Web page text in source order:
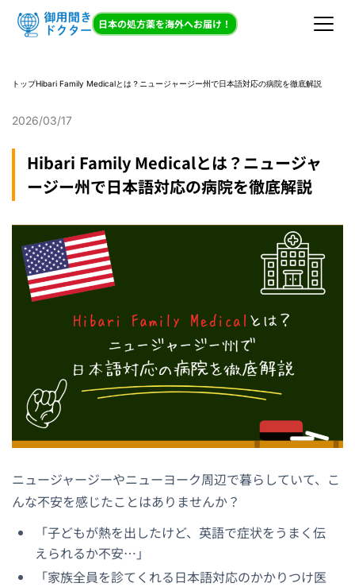
日本の処方薬を海外へお届け！
トップHibari Family Medicalとは？ニュージャージー州で日本語対応の病院を徹底解説
2026/03/17
Hibari Family Medicalとは？ニュージャ
ージー州で日本語対応の病院を徹底解説
ニュージャージーやニューヨーク周辺で暮らしていて、こ
んな不安を感じたことはありませんか？
「子どもが熱を出したけど、英語で症状をうまく伝
えられるか不安…」
「家族全員を診てくれる日本語対応のかかりつけ医